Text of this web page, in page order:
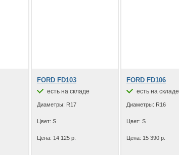
FORD FD103
есть на складе
Диаметры: R17
Цвет: S
Цена: 14 125 р.
FORD FD106
есть на складе
Диаметры: R16
Цвет: S
Цена: 15 390 р.